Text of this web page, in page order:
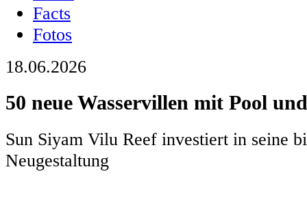
Facts
Fotos
18.06.2026
50 neue Wasservillen mit Pool
Sun Siyam Vilu Reef investiert in seine
Neugestaltung